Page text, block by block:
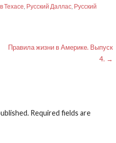
Техасе, Русский Даллас, Русский
Правила жизни в Америке. Выпуск
4. →
Required fields are